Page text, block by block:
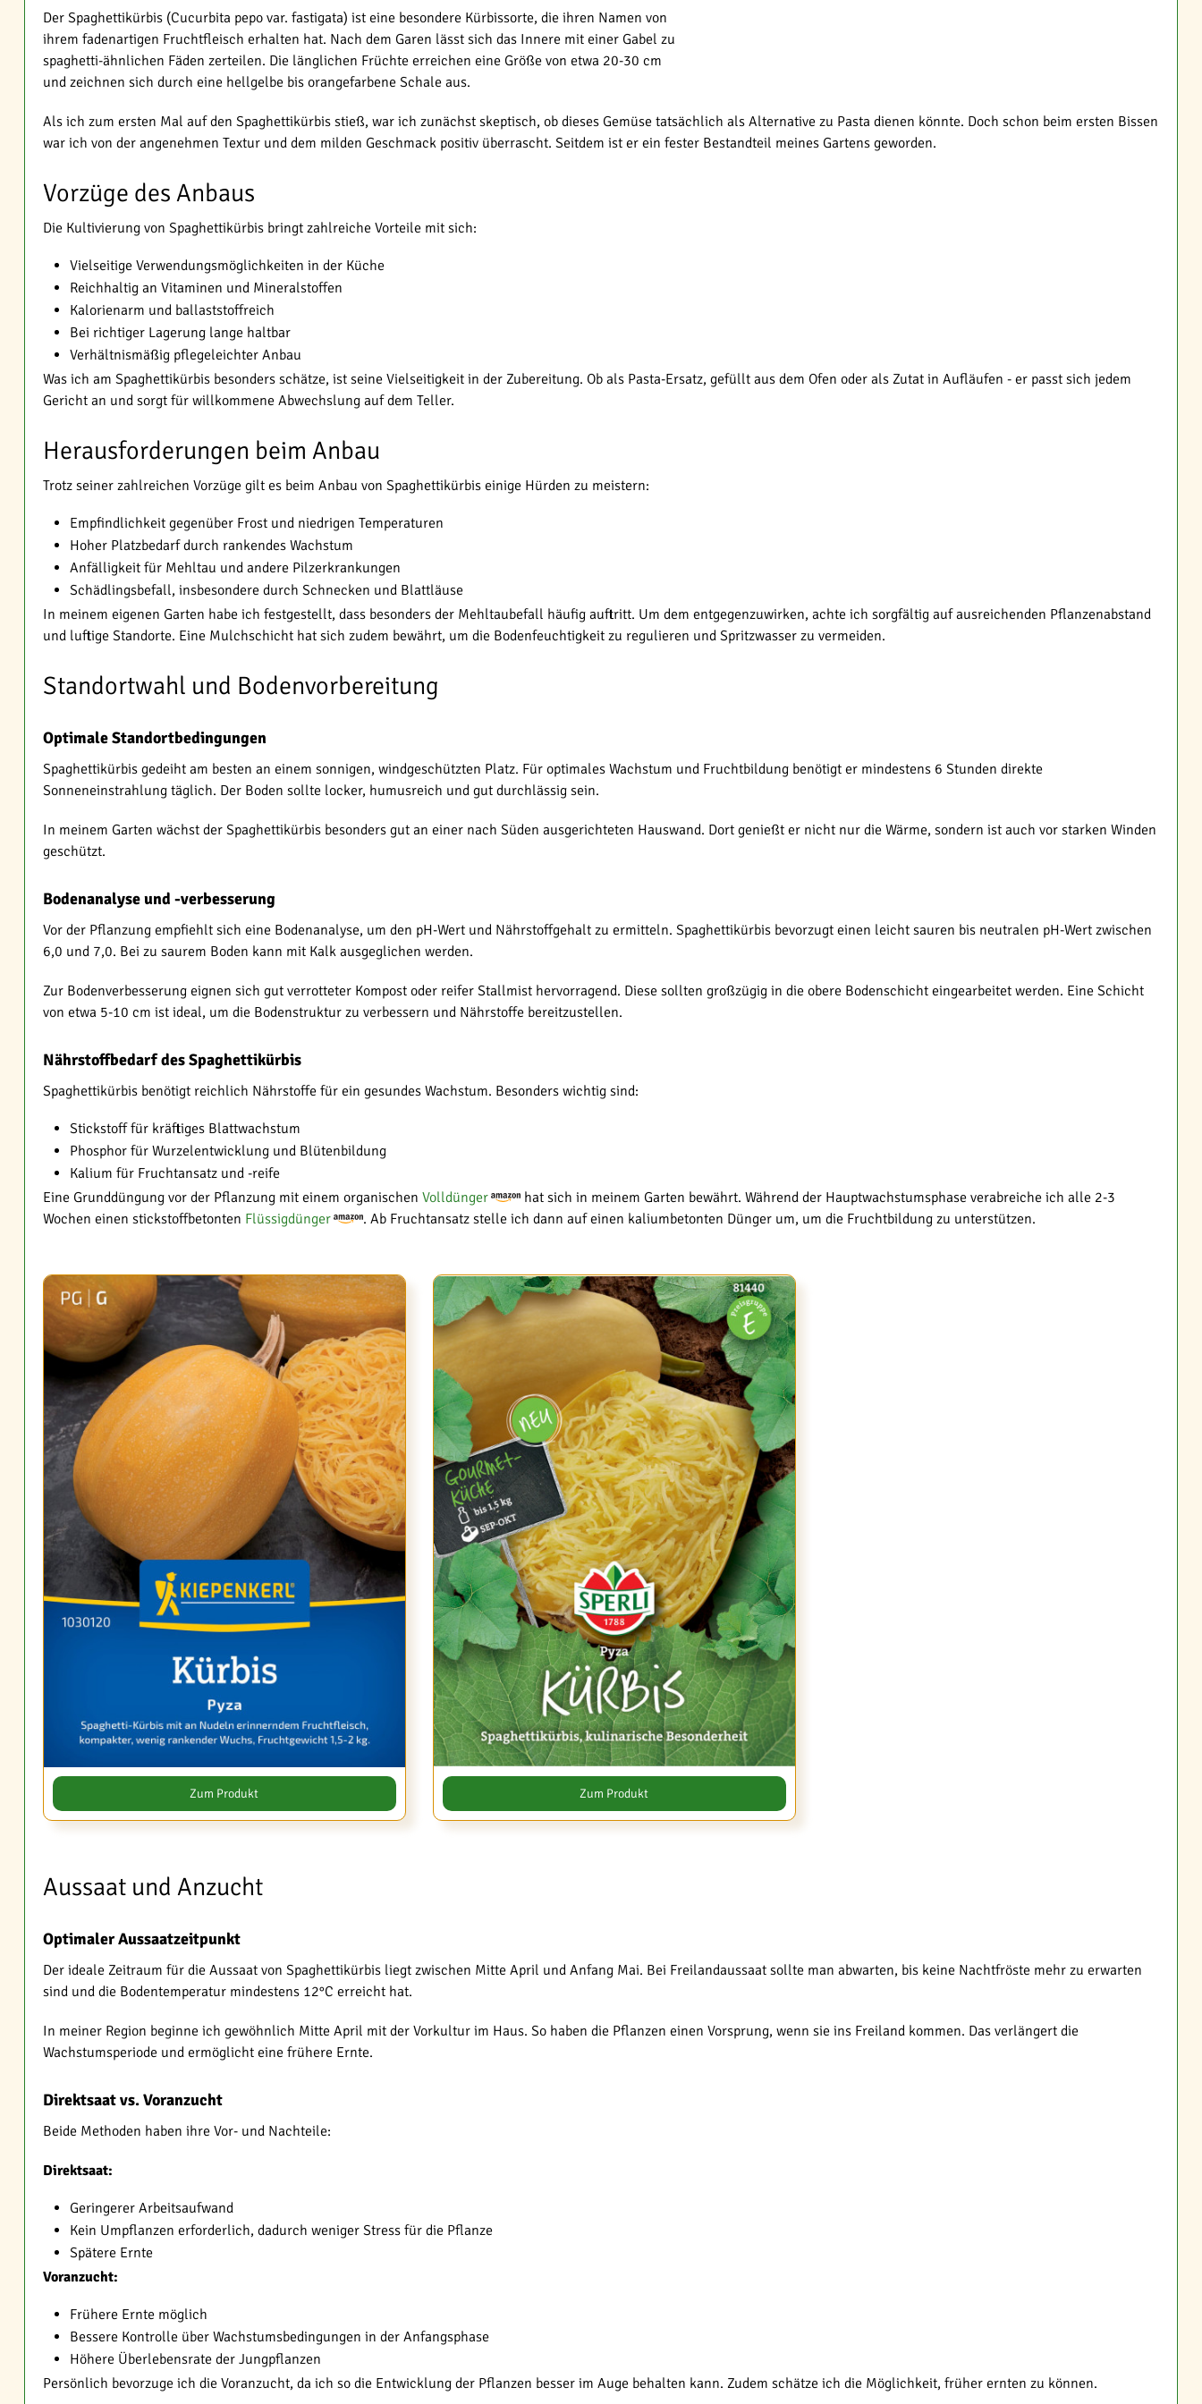
Der Spaghettikürbis (Cucurbita pepo var. fastigata) ist eine besondere Kürbissorte, die ihren Namen von
ihrem fadenartigen Fruchtfleisch erhalten hat. Nach dem Garen lässt sich das Innere mit einer Gabel zu
spaghetti-ähnlichen Fäden zerteilen. Die länglichen Früchte erreichen eine Größe von etwa 20-30 cm
und zeichnen sich durch eine hellgelbe bis orangefarbene Schale aus.
Als ich zum ersten Mal auf den Spaghettikürbis stieß, war ich zunächst skeptisch, ob dieses Gemüse tatsächlich als Alternative zu Pasta dienen könnte. Doch schon beim ersten Bissen
war ich von der angenehmen Textur und dem milden Geschmack positiv überrascht. Seitdem ist er ein fester Bestandteil meines Gartens geworden.
Vorzüge des Anbaus
Die Kultivierung von Spaghettikürbis bringt zahlreiche Vorteile mit sich:
Vielseitige Verwendungsmöglichkeiten in der Küche
Reichhaltig an Vitaminen und Mineralstoffen
Kalorienarm und ballaststoffreich
Bei richtiger Lagerung lange haltbar
Verhältnismäßig pflegeleichter Anbau
Was ich am Spaghettikürbis besonders schätze, ist seine Vielseitigkeit in der Zubereitung. Ob als Pasta-Ersatz, gefüllt aus dem Ofen oder als Zutat in Aufläufen - er passt sich jedem
Gericht an und sorgt für willkommene Abwechslung auf dem Teller.
Herausforderungen beim Anbau
Trotz seiner zahlreichen Vorzüge gilt es beim Anbau von Spaghettikürbis einige Hürden zu meistern:
Empfindlichkeit gegenüber Frost und niedrigen Temperaturen
Hoher Platzbedarf durch rankendes Wachstum
Anfälligkeit für Mehltau und andere Pilzerkrankungen
Schädlingsbefall, insbesondere durch Schnecken und Blattläuse
In meinem eigenen Garten habe ich festgestellt, dass besonders der Mehltaubefall häufig auftritt. Um dem entgegenzuwirken, achte ich sorgfältig auf ausreichenden Pflanzenabstand
und luftige Standorte. Eine Mulchschicht hat sich zudem bewährt, um die Bodenfeuchtigkeit zu regulieren und Spritzwasser zu vermeiden.
Standortwahl und Bodenvorbereitung
Optimale Standortbedingungen
Spaghettikürbis gedeiht am besten an einem sonnigen, windgeschützten Platz. Für optimales Wachstum und Fruchtbildung benötigt er mindestens 6 Stunden direkte
Sonneneinstrahlung täglich. Der Boden sollte locker, humusreich und gut durchlässig sein.
In meinem Garten wächst der Spaghettikürbis besonders gut an einer nach Süden ausgerichteten Hauswand. Dort genießt er nicht nur die Wärme, sondern ist auch vor starken Winden
geschützt.
Bodenanalyse und -verbesserung
Vor der Pflanzung empfiehlt sich eine Bodenanalyse, um den pH-Wert und Nährstoffgehalt zu ermitteln. Spaghettikürbis bevorzugt einen leicht sauren bis neutralen pH-Wert zwischen
6,0 und 7,0. Bei zu saurem Boden kann mit Kalk ausgeglichen werden.
Zur Bodenverbesserung eignen sich gut verrotteter Kompost oder reifer Stallmist hervorragend. Diese sollten großzügig in die obere Bodenschicht eingearbeitet werden. Eine Schicht
von etwa 5-10 cm ist ideal, um die Bodenstruktur zu verbessern und Nährstoffe bereitzustellen.
Nährstoffbedarf des Spaghettikürbis
Spaghettikürbis benötigt reichlich Nährstoffe für ein gesundes Wachstum. Besonders wichtig sind:
Stickstoff für kräftiges Blattwachstum
Phosphor für Wurzelentwicklung und Blütenbildung
Kalium für Fruchtansatz und -reife
Eine Grunddüngung vor der Pflanzung mit einem organischen Volldünger
hat sich in meinem Garten bewährt. Während der Hauptwachstumsphase verabreiche ich alle 2-3
Wochen einen stickstoffbetonten Flüssigdünger . Ab Fruchtansatz stelle ich dann auf einen kaliumbetonten Dünger um, um die Fruchtbildung zu unterstützen.
Zum Produkt Zum Produkt
Aussaat und Anzucht
Optimaler Aussaatzeitpunkt
Der ideale Zeitraum für die Aussaat von Spaghettikürbis liegt zwischen Mitte April und Anfang Mai. Bei Freilandaussaat sollte man abwarten, bis keine Nachtfröste mehr zu erwarten
sind und die Bodentemperatur mindestens 12°C erreicht hat.
In meiner Region beginne ich gewöhnlich Mitte April mit der Vorkultur im Haus. So haben die Pflanzen einen Vorsprung, wenn sie ins Freiland kommen. Das verlängert die
Wachstumsperiode und ermöglicht eine frühere Ernte.
Direktsaat vs. Voranzucht
Beide Methoden haben ihre Vor- und Nachteile:
Direktsaat:
Geringerer Arbeitsaufwand
Kein Umpflanzen erforderlich, dadurch weniger Stress für die Pflanze
Spätere Ernte
Voranzucht:
Frühere Ernte möglich
Bessere Kontrolle über Wachstumsbedingungen in der Anfangsphase
Höhere Überlebensrate der Jungpflanzen
Persönlich bevorzuge ich die Voranzucht, da ich so die Entwicklung der Pflanzen besser im Auge behalten kann. Zudem schätze ich die Möglichkeit, früher ernten zu können.